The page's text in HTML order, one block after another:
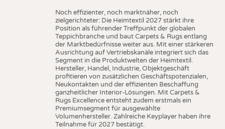
Noch effizienter, noch marktnäher, noch
zielgerichteter: Die Heimtextil 2027 stärkt ihre
Position als führender Treffpunkt der globalen
Teppichbranche und baut Carpets & Rugs entlang
der Marktbedürfnisse weiter aus. Mit einer stärkeren
Ausrichtung auf Vertriebskanäle integriert sich das
Segment in die Produktwelten der Heimtextil.
Hersteller, Handel, Industrie, Objektgeschäft
profitieren von zusätzlichen Geschäftspotenzialen,
Neukontakten und der effizienten Beschaffung
ganzheitlicher Interior-Lösungen. Mit Carpets &
Rugs Excellence entsteht zudem erstmals ein
Premiumsegment für ausgewählte
Volumenhersteller. Zahlreiche Keyplayer haben ihre
Teilnahme für 2027 bestätigt.